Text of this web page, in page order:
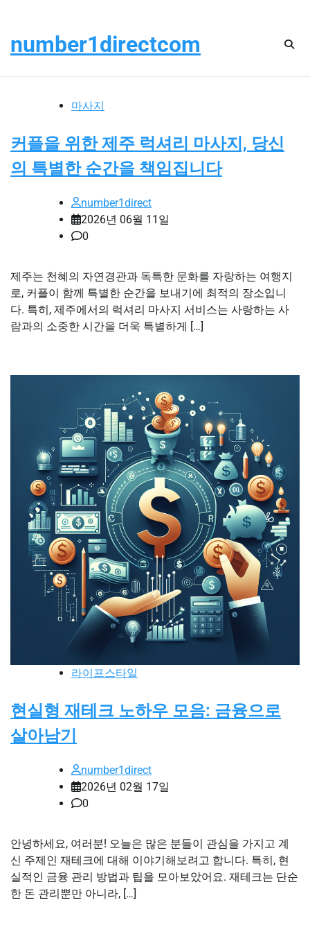
content
number1directcom
마사지
커플을 위한 제주 럭셔리 마사지, 당신
의 특별한 순간을 책임집니다
number1direct
2026년 06월 11일
0
제주는 천혜의 자연경관과 독특한 문화를 자랑하는 여행지
로, 커플이 함께 특별한 순간을 보내기에 최적의 장소입니
다. 특히, 제주에서의 럭셔리 마사지 서비스는 사랑하는 사
람과의 소중한 시간을 더욱 특별하게 […]
라이프스타일
현실형 재테크 노하우 모음: 금융으로
살아남기
number1direct
2026년 02월 17일
0
안녕하세요, 여러분! 오늘은 많은 분들이 관심을 가지고 계
신 주제인 재테크에 대해 이야기해보려고 합니다. 특히, 현
실적인 금융 관리 방법과 팁을 모아보았어요. 재테크는 단순
한 돈 관리뿐만 아니라, […]